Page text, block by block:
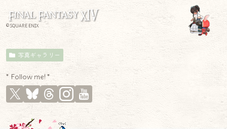
© SQUARE ENIX
写真ギャラリー
* Follow me! *